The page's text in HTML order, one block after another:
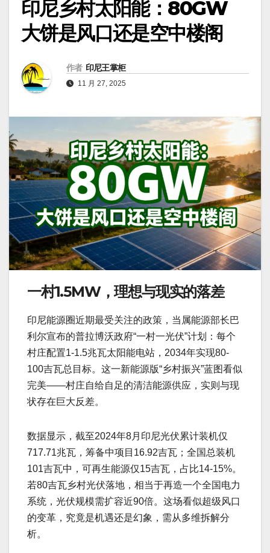
印尼乡村太阳能：80GW
大饼是风口还是空中楼阁
作者 印尼王掌柜
11 月 27, 2025
一村1.5MW，理想与现实的落差
印尼能源圈近期最受关注的政策，当属能源部长巴
利尔宣布的普拉博沃政府“一村一光伏”计划：每个
村庄配置1-1.5兆瓦太阳能电站，2034年实现80-
100吉瓦总目标。这一新能源版“乡村振兴”蓝图看似
完美——村庄自给自足的清洁能源供应，实则与现
状存在巨大反差。
数据显示，截至2024年8月印尼光伏累计装机仅
717.71兆瓦，筹备中项目16.92吉瓦；全国总装机
101吉瓦中，可再生能源仅15吉瓦，占比14-15%。
若80吉瓦乡村光伏落地，相当于再造一个全国电力
系统，光伏规模需扩容近90倍。这场看似超级风口
的变革，究竟是机遇还是幻象，需从多维拆解分
析。